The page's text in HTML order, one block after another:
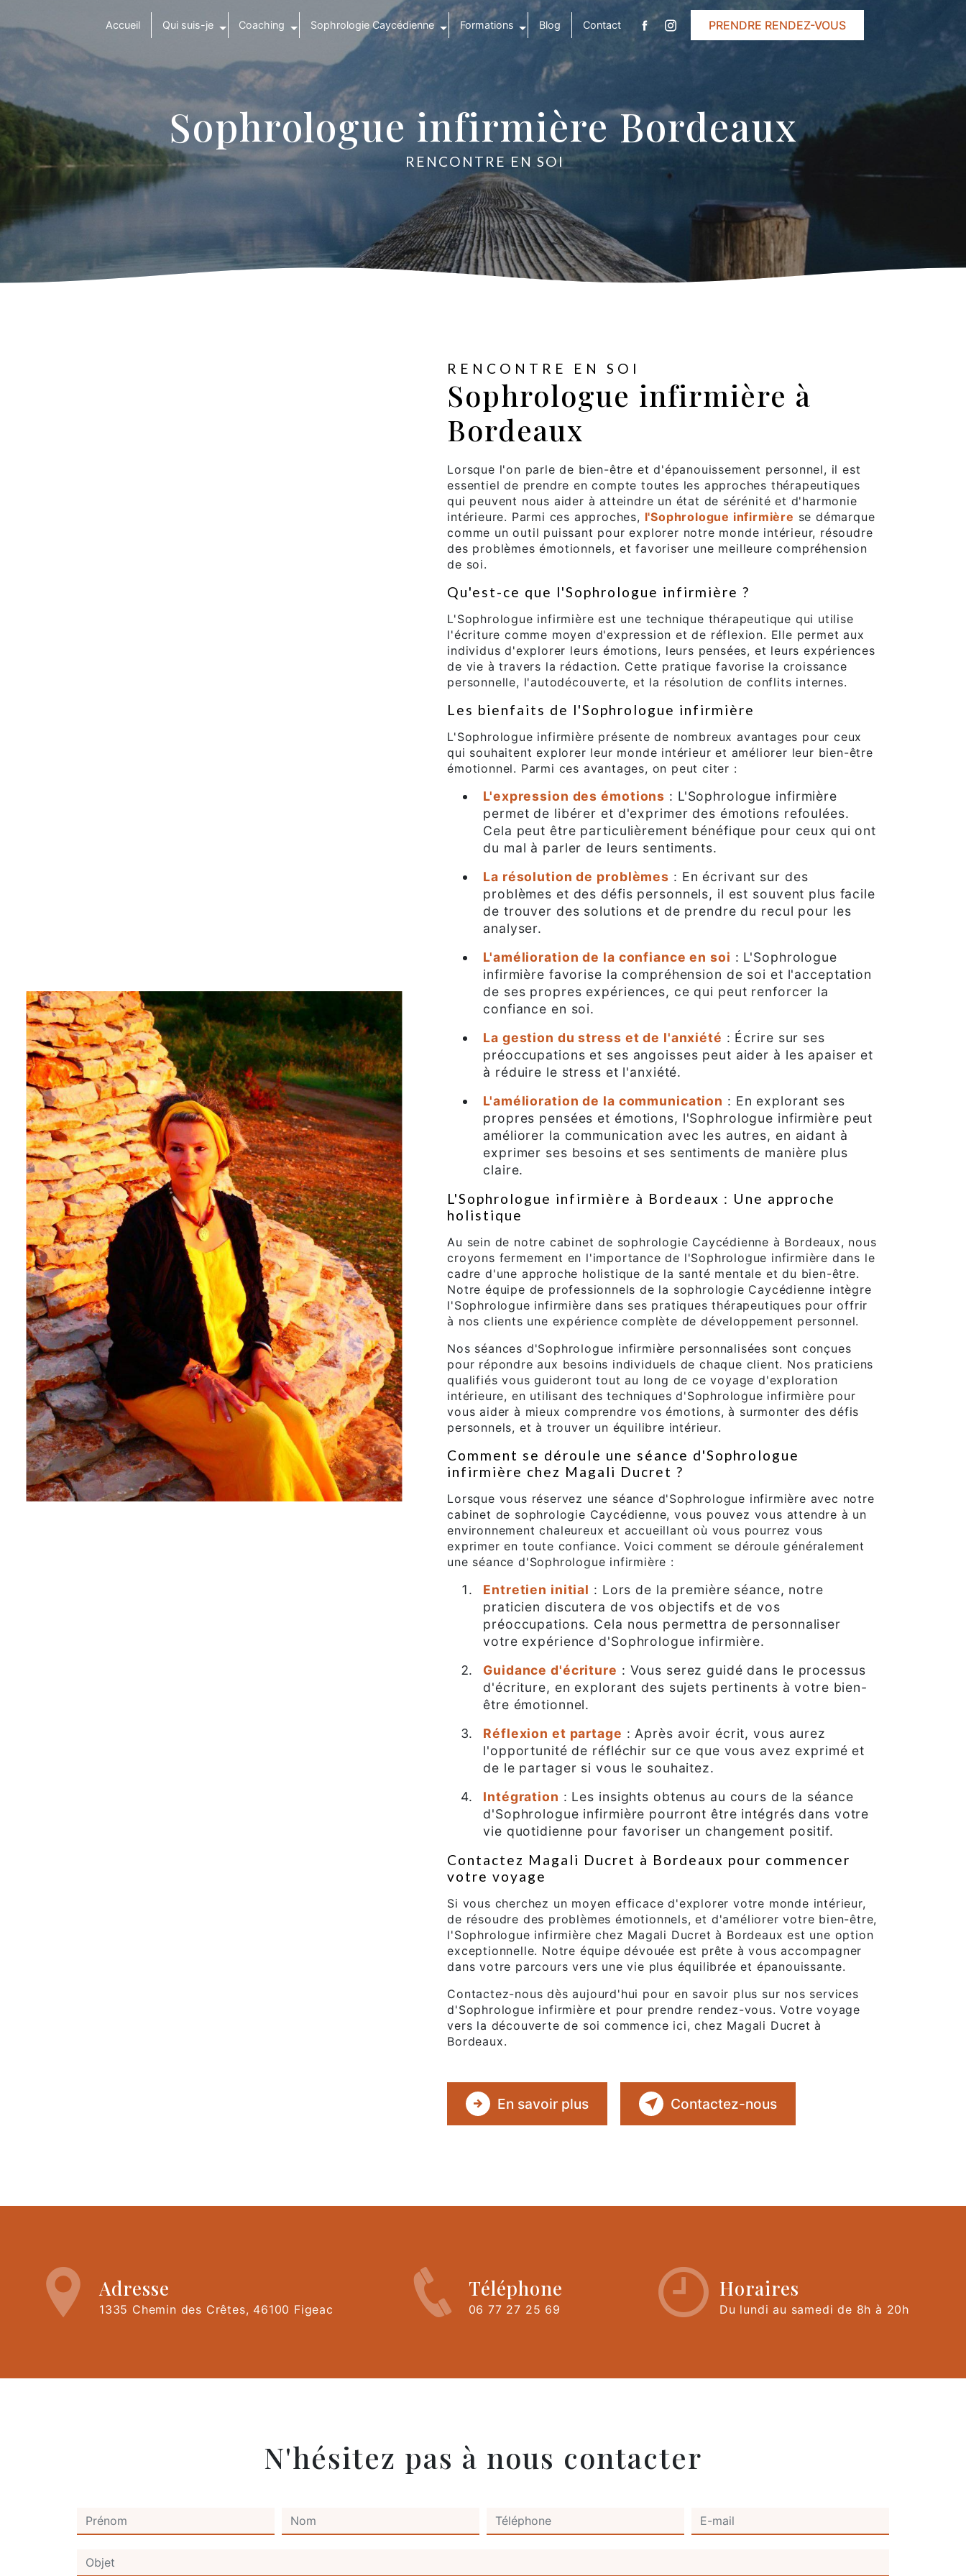
Accueil Qui suis-je Coaching Sophrologie Caycédienne Formations Blog Contact PRENDRE RENDEZ-VOUS
Sophrologue infirmière Bordeaux
RENCONTRE EN SOI
RENCONTRE EN SOI
Sophrologue infirmière à
Bordeaux
Lorsque l'on parle de bien-être et d'épanouissement personnel, il est
essentiel de prendre en compte toutes les approches thérapeutiques
qui peuvent nous aider à atteindre un état de sérénité et d'harmonie
intérieure. Parmi ces approches, l'Sophrologue infirmière se démarque
comme un outil puissant pour explorer notre monde intérieur, résoudre
des problèmes émotionnels, et favoriser une meilleure compréhension
de soi.
Qu'est-ce que l'Sophrologue infirmière ?
L'Sophrologue infirmière est une technique thérapeutique qui utilise
l'écriture comme moyen d'expression et de réflexion. Elle permet aux
individus d'explorer leurs émotions, leurs pensées, et leurs expériences
de vie à travers la rédaction. Cette pratique favorise la croissance
personnelle, l'autodécouverte, et la résolution de conflits internes.
Les bienfaits de l'Sophrologue infirmière
L'Sophrologue infirmière présente de nombreux avantages pour ceux
qui souhaitent explorer leur monde intérieur et améliorer leur bien-être
émotionnel. Parmi ces avantages, on peut citer :
L'expression des émotions : L'Sophrologue infirmière
permet de libérer et d'exprimer des émotions refoulées.
Cela peut être particulièrement bénéfique pour ceux qui ont
du mal à parler de leurs sentiments.
La résolution de problèmes : En écrivant sur des
problèmes et des défis personnels, il est souvent plus facile
de trouver des solutions et de prendre du recul pour les
analyser.
L'amélioration de la confiance en soi : L'Sophrologue
infirmière favorise la compréhension de soi et l'acceptation
de ses propres expériences, ce qui peut renforcer la
confiance en soi.
La gestion du stress et de l'anxiété : Écrire sur ses
préoccupations et ses angoisses peut aider à les apaiser et
à réduire le stress et l'anxiété.
L'amélioration de la communication : En explorant ses
propres pensées et émotions, l'Sophrologue infirmière peut
améliorer la communication avec les autres, en aidant à
exprimer ses besoins et ses sentiments de manière plus
claire.
L'Sophrologue infirmière à Bordeaux : Une approche
holistique
Au sein de notre cabinet de sophrologie Caycédienne à Bordeaux, nous
croyons fermement en l'importance de l'Sophrologue infirmière dans le
cadre d'une approche holistique de la santé mentale et du bien-être.
Notre équipe de professionnels de la sophrologie Caycédienne intègre
l'Sophrologue infirmière dans ses pratiques thérapeutiques pour offrir
à nos clients une expérience complète de développement personnel.
Nos séances d'Sophrologue infirmière personnalisées sont conçues
pour répondre aux besoins individuels de chaque client. Nos praticiens
qualifiés vous guideront tout au long de ce voyage d'exploration
intérieure, en utilisant des techniques d'Sophrologue infirmière pour
vous aider à mieux comprendre vos émotions, à surmonter des défis
personnels, et à trouver un équilibre intérieur.
Comment se déroule une séance d'Sophrologue
infirmière chez Magali Ducret ?
Lorsque vous réservez une séance d'Sophrologue infirmière avec notre
cabinet de sophrologie Caycédienne, vous pouvez vous attendre à un
environnement chaleureux et accueillant où vous pourrez vous
exprimer en toute confiance. Voici comment se déroule généralement
une séance d'Sophrologue infirmière :
Entretien initial : Lors de la première séance, notre
praticien discutera de vos objectifs et de vos
préoccupations. Cela nous permettra de personnaliser
votre expérience d'Sophrologue infirmière.
Guidance d'écriture : Vous serez guidé dans le processus
d'écriture, en explorant des sujets pertinents à votre bien-
être émotionnel.
Réflexion et partage : Après avoir écrit, vous aurez
l'opportunité de réfléchir sur ce que vous avez exprimé et
de le partager si vous le souhaitez.
Intégration : Les insights obtenus au cours de la séance
d'Sophrologue infirmière pourront être intégrés dans votre
vie quotidienne pour favoriser un changement positif.
Contactez Magali Ducret à Bordeaux pour commencer
votre voyage
Si vous cherchez un moyen efficace d'explorer votre monde intérieur,
de résoudre des problèmes émotionnels, et d'améliorer votre bien-être,
l'Sophrologue infirmière chez Magali Ducret à Bordeaux est une option
exceptionnelle. Notre équipe dévouée est prête à vous accompagner
dans votre parcours vers une vie plus équilibrée et épanouissante.
Contactez-nous dès aujourd'hui pour en savoir plus sur nos services
d'Sophrologue infirmière et pour prendre rendez-vous. Votre voyage
vers la découverte de soi commence ici, chez Magali Ducret à
Bordeaux.
En savoir plus Contactez-nous
Adresse
1335 Chemin des Crêtes, 46100 Figeac
Téléphone
06 77 27 25 69
Horaires
Du lundi au samedi de 8h à 20h
N'hésitez pas à nous contacter
Panneau de gestion des cookies